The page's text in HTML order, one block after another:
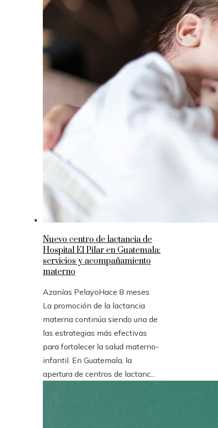
Nuevo centro de lactancia de
Hospital El Pilar en Guatemala:
servicios y acompañamiento
materno
Azanías PelayoHace 8 meses
La promoción de la lactancia
materna continúa siendo una de
las estrategias más efectivas
para fortalecer la salud materno-
infantil. En Guatemala, la
apertura de centros de lactanc...